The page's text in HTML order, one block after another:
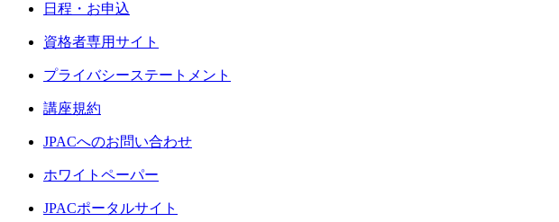
日程・お申込
資格者専用サイト
プライバシーステートメント
講座規約
JPACへのお問い合わせ
ホワイトペーパー
JPACポータルサイト